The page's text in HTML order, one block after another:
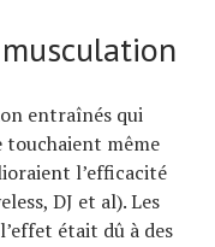
entraînés qui
touchaient même
l’efficacité
DJ et al). Les
était dû à des